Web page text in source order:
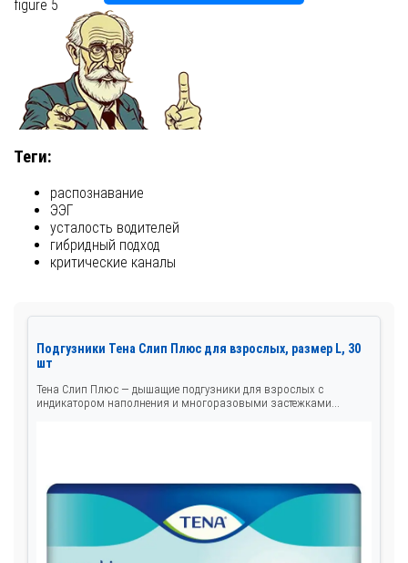
figure 5
Теги:
распознавание
ЭЭГ
усталость водителей
гибридный подход
критические каналы
Подгузники Тена Слип Плюс для взрослых, размер L, 30
шт
Тена Слип Плюс — дышащие подгузники для взрослых с
индикатором наполнения и многоразовыми застежками...